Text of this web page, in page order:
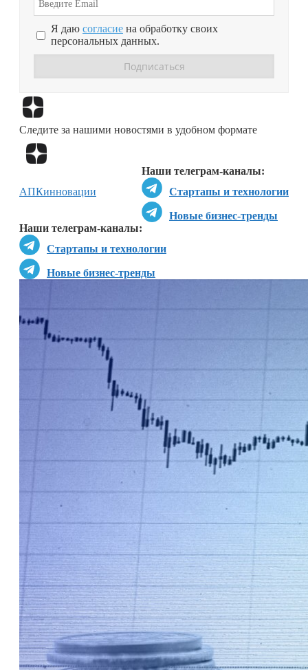
Я даю согласие на обработку своих
персональных данных.
Следите за нашими новостями в удобном формате
Наши телеграм-каналы:
Стартапы и технологии
Новые бизнес-тренды
Наши телеграм-каналы:
Стартапы и технологии
Новые бизнес-тренды
АПКинновации